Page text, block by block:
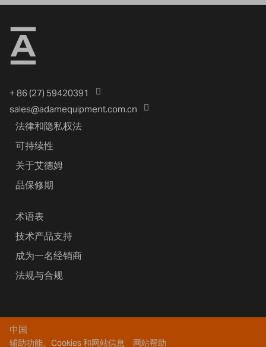
+ 86 (27) 59420391
sales@adamequipment.com.cn
法律和隐私权法
可持续性
关于艾德姆
品保修期
术语表
技术产品支持
成为一名经销商
法规与合规
中国
辅助功能、Cookies 和网站信息 网站帮助